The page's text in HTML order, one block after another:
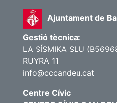
Ajuntament de
Gestió tècnica:
LA SÍSMIKA SLU
RUYRA 11
info@cccandeu.cat
Centre Cívic